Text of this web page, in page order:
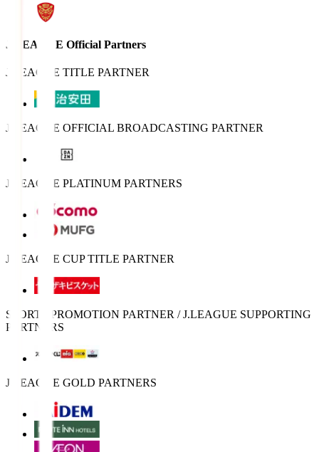
J.LEAGUE Official Partners
J.LEAGUE TITLE PARTNER
J.LEAGUE OFFICIAL BROADCASTING PARTNER
J.LEAGUE PLATINUM PARTNERS
J.LEAGUE CUP TITLE PARTNER
SPORTS PROMOTION PARTNER / J.LEAGUE SUPPORTING
PARTNERS
J.LEAGUE GOLD PARTNERS